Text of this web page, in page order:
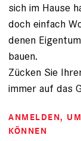
sich im Hause
doch einfach
denen
bauen.
Zücken Sie
immer auf das
ANMELDEN,
KÖNNEN